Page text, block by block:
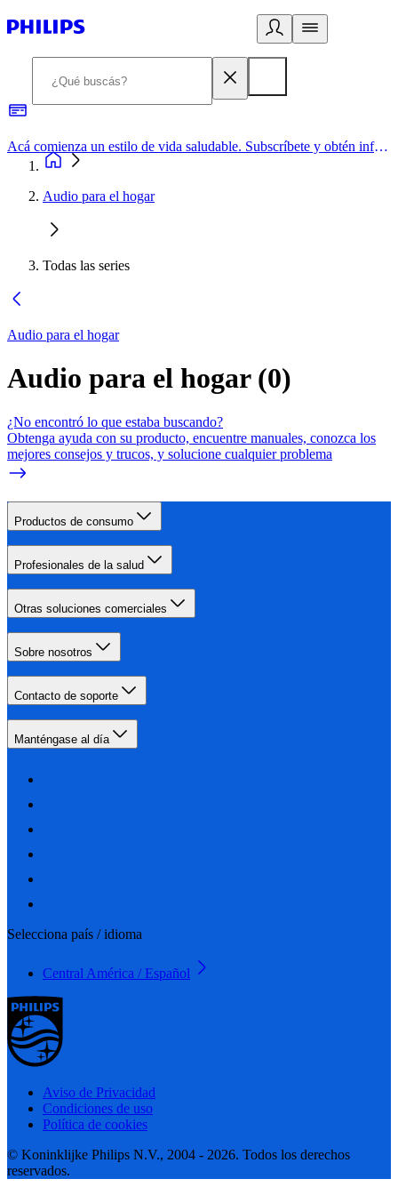
Acá comienza un estilo de vida saludable. Subscríbete y obtén información de primera mano
Audio para el hogar
Todas las series
Audio para el hogar
Audio para el hogar(0)
¿No encontró lo que estaba buscando?
Obtenga ayuda con su producto, encuentre manuales, conozca los
mejores consejos y trucos, y solucione cualquier problema
Productos de consumo
Profesionales de la salud
Otras soluciones comerciales
Sobre nosotros
Contacto de soporte
Manténgase al día
Selecciona país / idioma
Central América / Español
Aviso de Privacidad
Condiciones de uso
Política de cookies
© Koninklijke Philips N.V., 2004 - 2026. Todos los derechos
reservados.